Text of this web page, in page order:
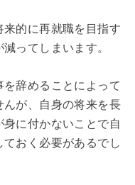
的に再就職を目指す
ってしまいます。
辞めることによって
んが、自身の将来を長
に付かないことで自
おく必要があるでし